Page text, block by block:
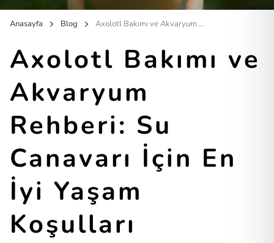
Anasayfa Blog Axolotl Bakımı ve Akvaryum Rehberi: Su Canavarı İçin En İyi Yaşam Koşulları
Axolotl Bakımı ve
Akvaryum
Rehberi: Su
Canavarı İçin En
İyi Yaşam
Koşulları